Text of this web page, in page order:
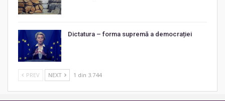
Dictatura – forma supremă a democrației
PREV NEXT 1 din 3.744